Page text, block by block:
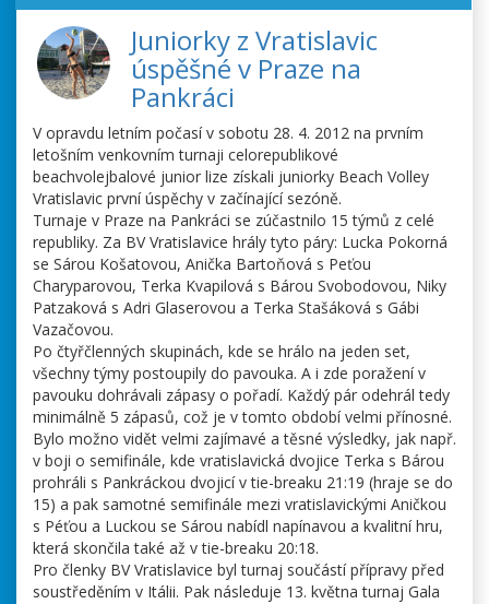
Juniorky z Vratislavic
úspěšné v Praze na
Pankráci
V opravdu letním počasí v sobotu 28. 4. 2012 na prvním
letošním venkovním turnaji celorepublikové
beachvolejbalové junior lize získali juniorky Beach Volley
Vratislavic první úspěchy v začínající sezóně.
Turnaje v Praze na Pankráci se zúčastnilo 15 týmů z celé
republiky. Za BV Vratislavice hrály tyto páry: Lucka Pokorná
se Sárou Košatovou, Anička Bartoňová s Peťou
Charyparovou, Terka Kvapilová s Bárou Svobodovou, Niky
Patzaková s Adri Glaserovou a Terka Stašáková s Gábi
Vazačovou.
Po čtyřčlenných skupinách, kde se hrálo na jeden set,
všechny týmy postoupily do pavouka. A i zde poražení v
pavouku dohrávali zápasy o pořadí. Každý pár odehrál tedy
minimálně 5 zápasů, což je v tomto období velmi přínosné.
Bylo možno vidět velmi zajímavé a těsné výsledky, jak např.
v boji o semifinále, kde vratislavická dvojice Terka s Bárou
prohráli s Pankráckou dvojicí v tie-breaku 21:19 (hraje se do
15) a pak samotné semifinále mezi vratislavickými Aničkou
s Péťou a Luckou se Sárou nabídl napínavou a kvalitní hru,
která skončila také až v tie-breaku 20:18.
Pro členky BV Vratislavice byl turnaj součástí přípravy před
soustředěním v Itálii. Pak následuje 13. května turnaj Gala